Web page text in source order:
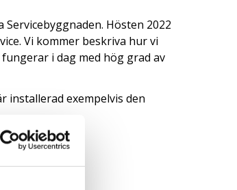
Hösten 2022
Vi kommer beskriva hur vi
i dag med hög grad av
installerad exempelvis den